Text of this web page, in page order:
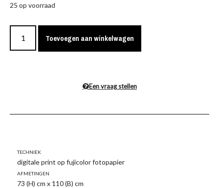
25 op voorraad
Toevoegen aan winkelwagen
Een vraag stellen
Techniek
digitale print op fujicolor fotopapier
Afmetingen
73 (H) cm x 110 (B) cm